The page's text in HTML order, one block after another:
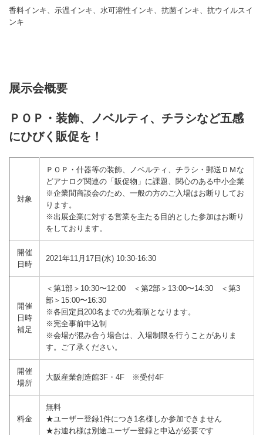
香料インキ、示温インキ、水可溶性インキ、抗菌インキ、抗ウイルスイ
ンキ
展示会概要
ＰＯＰ・装飾、ノベルティ、チラシなど五感
にひびく販促を！
対象
ＰＯＰ・什器等の装飾、ノベルティ、チラシ・郵送ＤＭな
どアナログ関連の「販促物」に課題、関心のある中小企業
※企業間商談会のため、一般の方のご入場はお断りしてお
ります。
※出展企業に対する営業を主たる目的とした参加はお断り
をしております。
開催
日時
2021年11月17日(水) 10:30-16:30
開催
日時
補足
＜第1部＞10:30〜12:00 ＜第2部＞13:00〜14:30 ＜第3
部＞15:00〜16:30
※各回定員200名までの先着順となります。
※完全事前申込制
※会場が混み合う場合は、入場制限を行うことがありま
す。ご了承ください。
開催
場所
大阪産業創造館3F・4F ※受付4F
料金
無料
★ユーザー登録1件につき1名様しか参加できません
★お連れ様は別途ユーザー登録と申込が必要です